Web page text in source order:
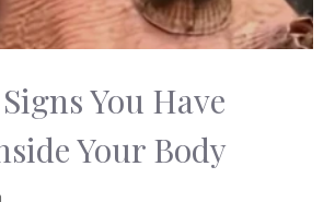
You Have
Your Body